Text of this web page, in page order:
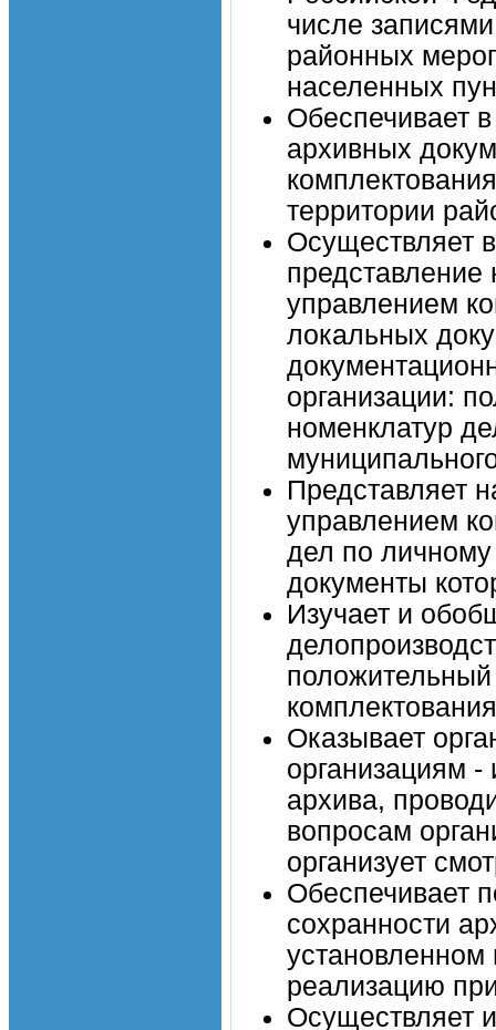
числе
районных
населенных
Обеспечивает
архивных
территории
Осуществляет
управлением
локальных
организации:
номенклатур
Представляет
управлением
дел по личному
документы
Изучает и
положительный
Оказывает
организациям -
архива,
вопросам
организует
Обеспечивает
сохранности
установленном
реализацию
Осуществляет